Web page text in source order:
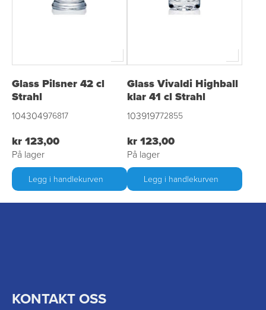
Glass Pilsner 42 cl
Strahl
104304976817
kr 123,00
På lager
Legg i handlekurven
Glass Vivaldi Highball
klar 41 cl Strahl
103919772855
kr 123,00
På lager
Legg i handlekurven
KONTAKT OSS